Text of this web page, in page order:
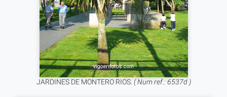
JARDINES DE MONTERO RIOS. ( Num ref.: 6537d )